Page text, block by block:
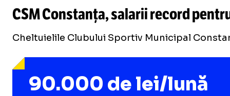
CSM Constanța, salarii record
Cheltuielile Clubului Sportiv Municipal
90.000 de lei/lună